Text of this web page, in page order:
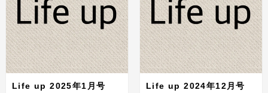
Life up 2025年1月号 Life up 2024年12月号